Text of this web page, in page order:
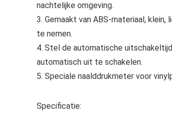
nachtelijke omgeving.
3. Gemaakt van ABS-materiaal,
te nemen.
4. Stel de automatische
automatisch uit te schakelen.
5. Speciale naalddrukmeter voor
Specificatie: